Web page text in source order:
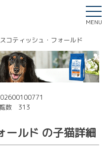
MENU
スコティッシュ・フォールド
数 313
ールド の子猫詳細